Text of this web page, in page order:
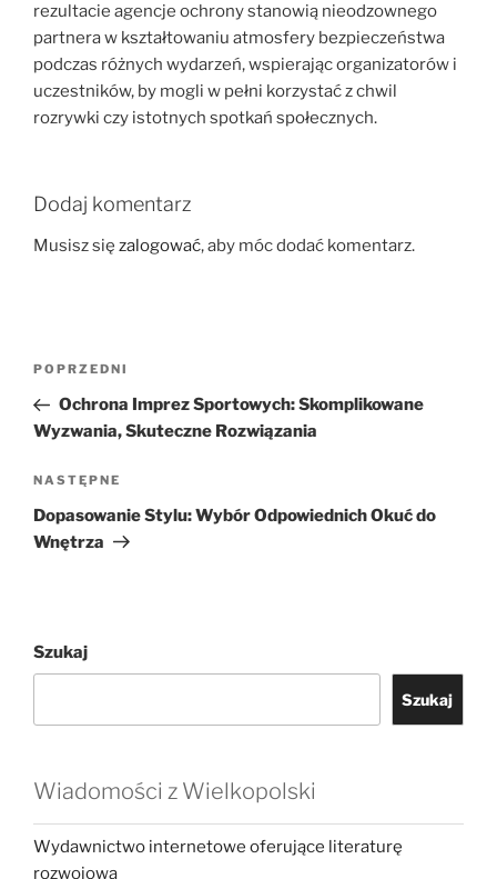
rezultacie agencje ochrony stanowią nieodzownego
partnera w kształtowaniu atmosfery bezpieczeństwa
podczas różnych wydarzeń, wspierając organizatorów i
uczestników, by mogli w pełni korzystać z chwil
rozrywki czy istotnych spotkań społecznych.
Dodaj komentarz
Musisz się zalogować, aby móc dodać komentarz.
Nawigacja
Poprzedni
wpis
POPRZEDNI
Ochrona Imprez Sportowych: Skomplikowane
Wyzwania, Skuteczne Rozwiązania
Następny
wpis
NASTĘPNE
Dopasowanie Stylu: Wybór Odpowiednich Okuć do
Wnętrza
Szukaj
Szukaj
Wiadomości z Wielkopolski
Wydawnictwo internetowe oferujące literaturę
rozwojową